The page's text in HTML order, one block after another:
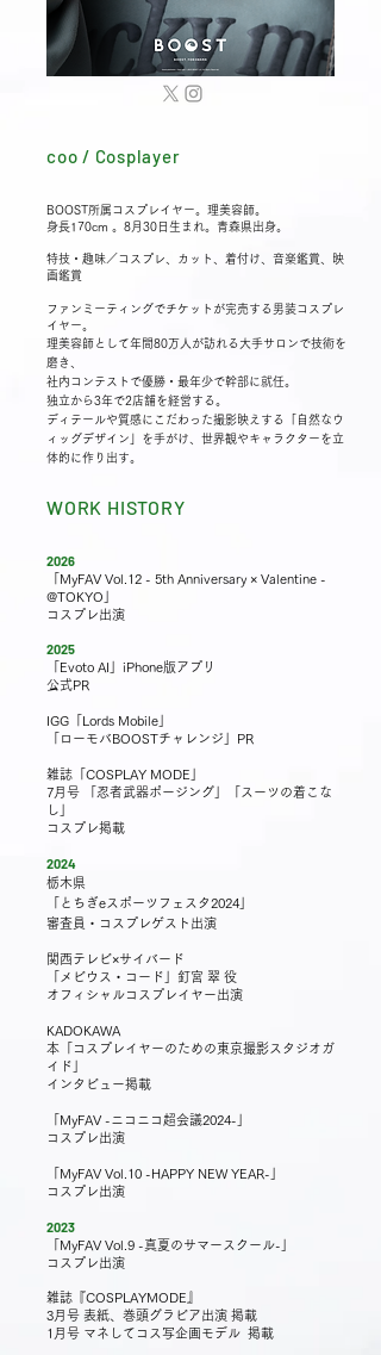
coo / Cosplayer
BOOST所属コスプレイヤー。理美容師。
​身長170cm 。 8月30 日生まれ。青森県出身。
特技・趣味／コスプレ、カット、着付け、音楽鑑賞、映
画鑑賞
ファンミーティングでチケットが完売する男装コスプレ
イヤー。
理美容師として年間80万人が訪れる大手サロンで技術を
磨き、
社内コンテストで優勝・最年少で幹部に就任。
独立から3年で2店舗を経営する。
ディテールや質感にこだわった撮影映えする「自然なウ
ィッグデザイン」を手がけ、世界観やキャラクターを立
体的に作り出す。
WORK HISTORY
2026
「MyFAV Vol.12 - 5th Anniversary × Valentine -
@TOKYO」
コスプレ出演
2025
「Evoto AI」iPhone版アプリ
公式PR
IGG「Lords Mobile」
​「ローモバBOOSTチャレンジ」PR
雑誌「COSPLAY MODE」
7月号 「忍者武器ポージング」「スーツの着こな
し」
コスプレ掲載
2024
栃木県
「とちぎeスポーツフェスタ2024」
審査員・コスプレゲスト出演
関西テレビ×サイバード
「メビウス・コード」釘宮 翠 役
オフィシャルコスプレイヤー​出演
KADOKAWA
本「コスプレイヤーのための東京撮影スタジオガ
イド」
インタビュー掲載
「MyFAV -ニコニコ超会議2024-」
コスプレ出演
「MyFAV Vol.10 -HAPPY NEW YEAR-」
コスプレ出演
2023
「MyFAV Vol.9 -真夏のサマースクール-」
コスプレ出演
雑誌『COSPLAYMODE』
3月号 表紙、巻頭グラビア出演 掲載
1月号 マネしてコス写企画モデル 掲載